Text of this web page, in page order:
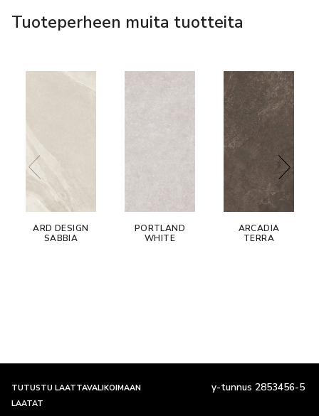
Tuoteperheen muita tuotteita
ARD DESIGN
SABBIA
PORTLAND
WHITE
ARCADIA
TERRA
TUTUSTU LAATTAVALIKOIMAAN
LAATAT
y-tunnus 2853456-5